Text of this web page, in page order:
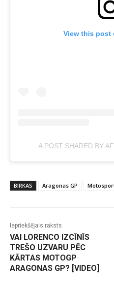
View this post
A POST SHARED BY
BIRKAS Aragonas GP
Iepriekšējais raksts
VAI LORENCO IZCĪNĪS
TREŠO UZVARU PĒC
KĀRTAS MOTOGP
ARAGONAS GP? [VIDEO]